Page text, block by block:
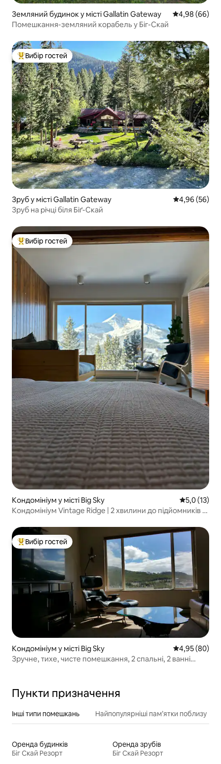
Земляний будинок у місті Gallatin Gateway Середня
4,98 (66)
Помешкання-земляний корабель у Біг-Скай
Топ вибір гостей
Вибір гостей
Зруб у місті Gallatin Gateway Середня
4,96 (56)
Зруб на річці біля Біґ-Скай
Топ вибір гостей
Вибір гостей
Кондомініум у місті Big Sky Середня
5,0 (13)
Кондомініум Vintage Ridge | 2 хвилини до підйомників |
Топ вибір гостей
Вибір гостей
Кондомініум у місті Big Sky Середня
4,95 (80)
Зручне, тихе, чисте помешкання, 2 спальні, 2 ванні
Пункти призначення
Інші типи помешкань Найпопулярніші пам’ятки поблизу
Оренда будинків
Біг Скай Резорт
Оренда зрубів
Біг Скай Резорт